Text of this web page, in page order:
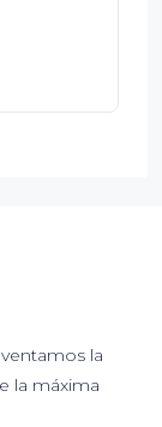
la
la máxima